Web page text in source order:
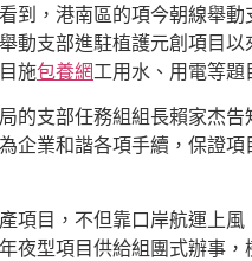
到，港南區的項今朝線舉動
動支部進駐植護元創項目以
施包養網工用水、用電等題
的支部任務組組長賴家杰告
企業和諧各項手續，保證項
項目，不但靠口岸航運上風
夜型項目供給組團式辦事，